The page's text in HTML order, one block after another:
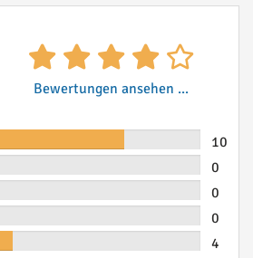
Bewertungen ansehen ...
10
0
0
0
4